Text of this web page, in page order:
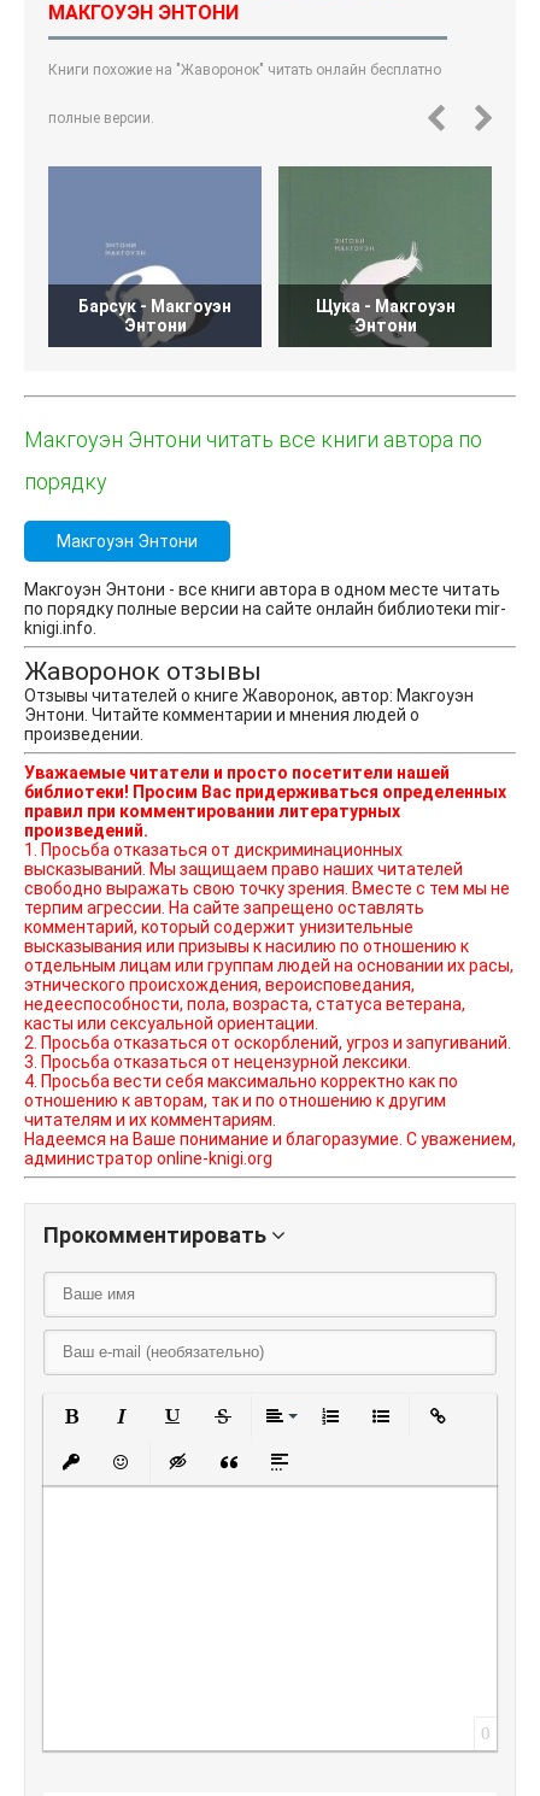
МАКГОУЭН ЭНТОНИ
Книги похожие на "Жаворонок" читать онлайн бесплатно
полные версии.
Барсук - Макгоуэн
Энтони
Щука - Макгоуэн
Энтони
Макгоуэн Энтони читать все книги автора по
порядку
Макгоуэн Энтони
Макгоуэн Энтони - все книги автора в одном месте читать
по порядку полные версии на сайте онлайн библиотеки mir-
knigi.info.
Жаворонок отзывы
Отзывы читателей о книге Жаворонок, автор: Макгоуэн
Энтони. Читайте комментарии и мнения людей о
произведении.
Уважаемые читатели и просто посетители нашей
библиотеки! Просим Вас придерживаться определенных
правил при комментировании литературных
произведений.
1. Просьба отказаться от дискриминационных
высказываний. Мы защищаем право наших читателей
свободно выражать свою точку зрения. Вместе с тем мы не
терпим агрессии. На сайте запрещено оставлять
комментарий, который содержит унизительные
высказывания или призывы к насилию по отношению к
отдельным лицам или группам людей на основании их расы,
этнического происхождения, вероисповедания,
недееспособности, пола, возраста, статуса ветерана,
касты или сексуальной ориентации.
2. Просьба отказаться от оскорблений, угроз и запугиваний.
3. Просьба отказаться от нецензурной лексики.
4. Просьба вести себя максимально корректно как по
отношению к авторам, так и по отношению к другим
читателям и их комментариям.
Надеемся на Ваше понимание и благоразумие. С уважением,
администратор online-knigi.org
Прокомментировать
Вставить защищенную ссылку
Вставить смайлик
Вставка скрытого текста
Вставка цитаты
Вставка спойлера
0